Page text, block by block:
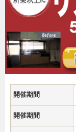
開催期間
開催期間